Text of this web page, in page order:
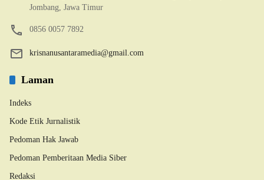
Jombang, Jawa Timur
0856 0057 7892
krisnanusantaramedia@gmail.com
Laman
Indeks
Kode Etik Jurnalistik
Pedoman Hak Jawab
Pedoman Pemberitaan Media Siber
Redaksi